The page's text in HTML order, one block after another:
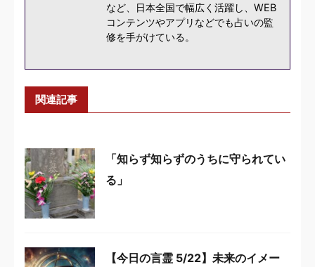
など、日本全国で幅広く活躍し、WEB
コンテンツやアプリなどでも占いの監
修を手がけている。
関連記事
「知らず知らずのうちに守られてい
る」
【今日の言霊 5/22】未来のイメー